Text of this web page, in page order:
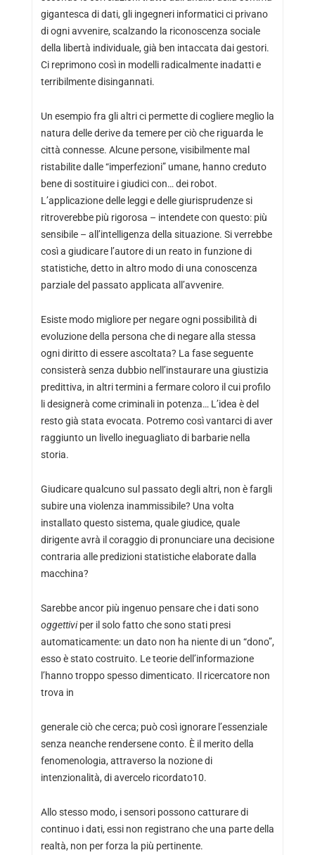
gigantesca di dati, gli ingegneri informatici ci privano
di ogni avvenire, scalzando la riconoscenza sociale
della libertà individuale, già ben intaccata dai gestori.
Ci reprimono così in modelli radicalmente inadatti e
terribilmente disingannati.
Un esempio fra gli altri ci permette di cogliere meglio la
natura delle derive da temere per ciò che riguarda le
città connesse. Alcune persone, visibilmente mal
ristabilite dalle “imperfezioni” umane, hanno creduto
bene di sostituire i giudici con… dei robot.
L’applicazione delle leggi e delle giurisprudenze si
ritroverebbe più rigorosa – intendete con questo: più
sensibile – all’intelligenza della situazione. Si verrebbe
così a giudicare l’autore di un reato in funzione di
statistiche, detto in altro modo di una conoscenza
parziale del passato applicata all’avvenire.
Esiste modo migliore per negare ogni possibilità di
evoluzione della persona che di negare alla stessa
ogni diritto di essere ascoltata? La fase seguente
consisterà senza dubbio nell’instaurare una giustizia
predittiva, in altri termini a fermare coloro il cui profilo
li designerà come criminali in potenza… L’idea è del
resto già stata evocata. Potremo così vantarci di aver
raggiunto un livello ineguagliato di barbarie nella
storia.
Giudicare qualcuno sul passato degli altri, non è fargli
subire una violenza inammissibile? Una volta
installato questo sistema, quale giudice, quale
dirigente avrà il coraggio di pronunciare una decisione
contraria alle predizioni statistiche elaborate dalla
macchina?
Sarebbe ancor più ingenuo pensare che i dati sono
oggettiviper il solo fatto che sono stati presi
automaticamente: un dato non ha niente di un “dono”,
esso è stato costruito. Le teorie dell’informazione
l’hanno troppo spesso dimenticato. Il ricercatore non
trova in
generale ciò che cerca; può così ignorare l’essenziale
senza neanche rendersene conto. È il merito della
fenomenologia, attraverso la nozione di
intenzionalità, di avercelo ricordato10.
Allo stesso modo, i sensori possono catturare di
continuo i dati, essi non registrano che una parte della
realtà, non per forza la più pertinente.